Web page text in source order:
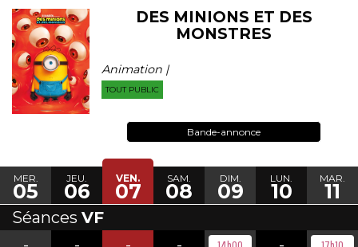
DES MINIONS ET DES
MONSTRES
Animation |
TOUT PUBLIC
Bande-annonce
MER.
05
JEU.
06
VEN.
07
SAM.
08
DIM.
09
LUN.
10
MAR.
11
Séances VF